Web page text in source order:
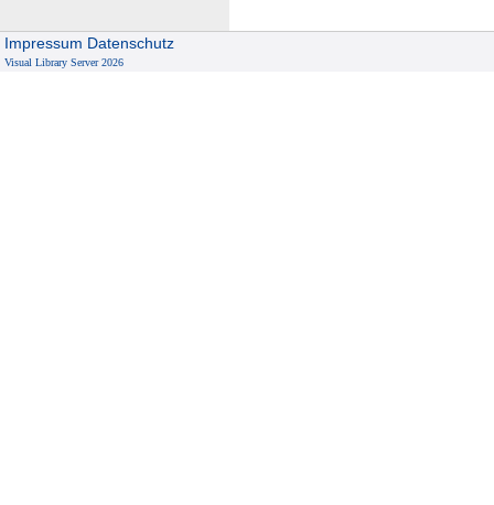
Impressum Datenschutz
Visual Library Server 2026